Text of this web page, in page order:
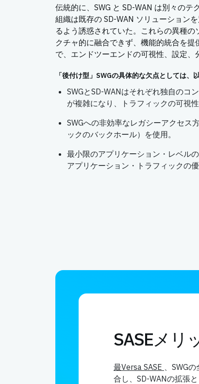
伝統的に、SWG と SD-WAN は別々のテ
組織は既存の SD-WAN ソリューション
るよう誘惑されていた。これらの異種
クチャ的に融合できず、機能的統合を
で、エンドツーエンドの可視性、設定、
「後付け型」SWGの具体的な欠点としては、
SWGとSD-WANはそれぞれ独自のコ
が複雑になり、トラフィックの可視
SWGへの非効率なレガシーアクセス
ックのバックホール）を使用。
最小限のアプリケーション・レベル
アプリケーション・トラフィックの優
SASEメリ
最Versa SASE 、SWG
合し、SD-WANの拡張